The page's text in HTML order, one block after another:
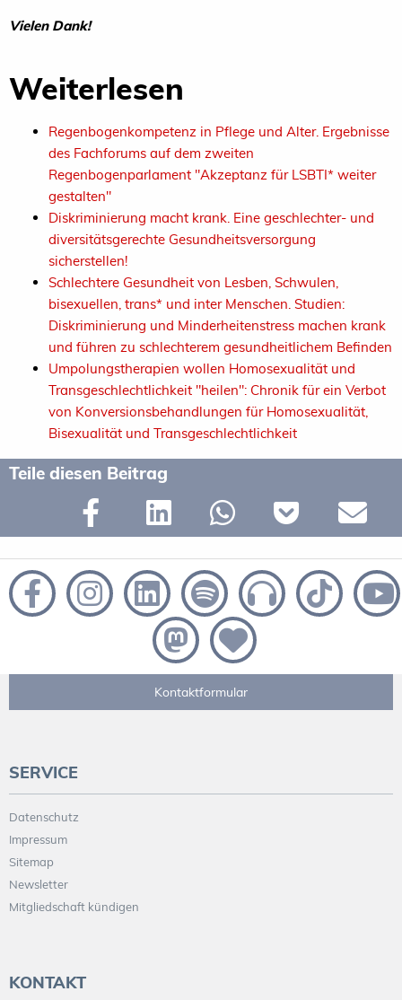
Vielen Dank!
Weiterlesen
Regenbogenkompetenz in Pflege und Alter. Ergebnisse
des Fachforums auf dem zweiten
Regenbogenparlament "Akzeptanz für LSBTI* weiter
gestalten"
Diskriminierung macht krank. Eine geschlechter- und
diversitätsgerechte Gesundheitsversorgung
sicherstellen!
Schlechtere Gesundheit von Lesben, Schwulen,
bisexuellen, trans* und inter Menschen. Studien:
Diskriminierung und Minderheitenstress machen krank
und führen zu schlechterem gesundheitlichem Befinden
Umpolungstherapien wollen Homosexualität und
Transgeschlechtlichkeit "heilen": Chronik für ein Verbot
von Konversionsbehandlungen für Homosexualität,
Bisexualität und Transgeschlechtlichkeit
Teile diesen Beitrag
Kontaktformular
SERVICE
Datenschutz
Impressum
Sitemap
Newsletter
Mitgliedschaft kündigen
KONTAKT